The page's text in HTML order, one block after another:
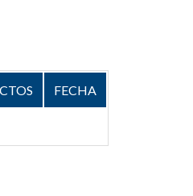
FECHA